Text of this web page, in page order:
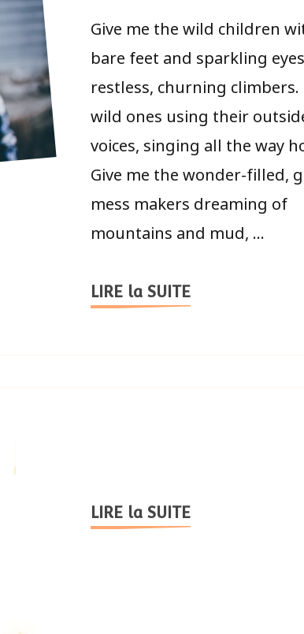
Give me the wild children
bare feet and sparkling
restless, churning climbers.
wild ones using their
voices, singing all the way
Give me the wonder-filled,
mess makers dreaming of
mountains and mud, …
LIRE la SUITE
LIRE la SUITE